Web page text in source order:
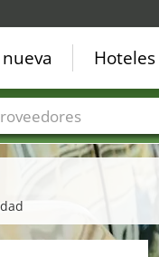
Hoteles
de proveedor de